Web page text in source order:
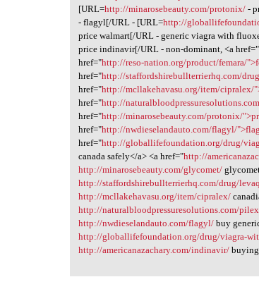
[URL=http://minarosebeauty.com/protonix/ -
- flagyl[/URL - [URL=http://
price walmart[/URL - generic viagra with
price indinavir[/URL - non-dominant, <a href="
href="http://reso-nation.org/product/femara/
href="http://staffordshirebullterrierhq.com/
href="http://mcllakehavasu.org/item/cipralex/
href="http://
href="http://minarosebeauty.com/protonix/
href="http://nwdieselandauto.com/flagyl/
href="http://globallifefoundation.org/drug/
canada safely</a> <a href="http://
http://minarosebeauty.com/glycomet/
http://staffordshirebullterrierhq.com/drug/
http://mcllakehavasu.org/item/cipralex/
http://naturalbloodpressuresolutions.com/
http://nwdieselandauto.com/flagyl/ buy
http://globallifefoundation.org/drug/viagra-
http://americanazachary.com/indinavir/